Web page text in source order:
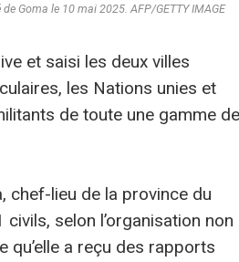
Goma le 10 mai 2025. AFP/GETTY IMAGE
et saisi les deux villes
les Nations unies et
de toute une gamme de
chef-lieu de la province du
selon l’organisation non
qu’elle a reçu des rapports